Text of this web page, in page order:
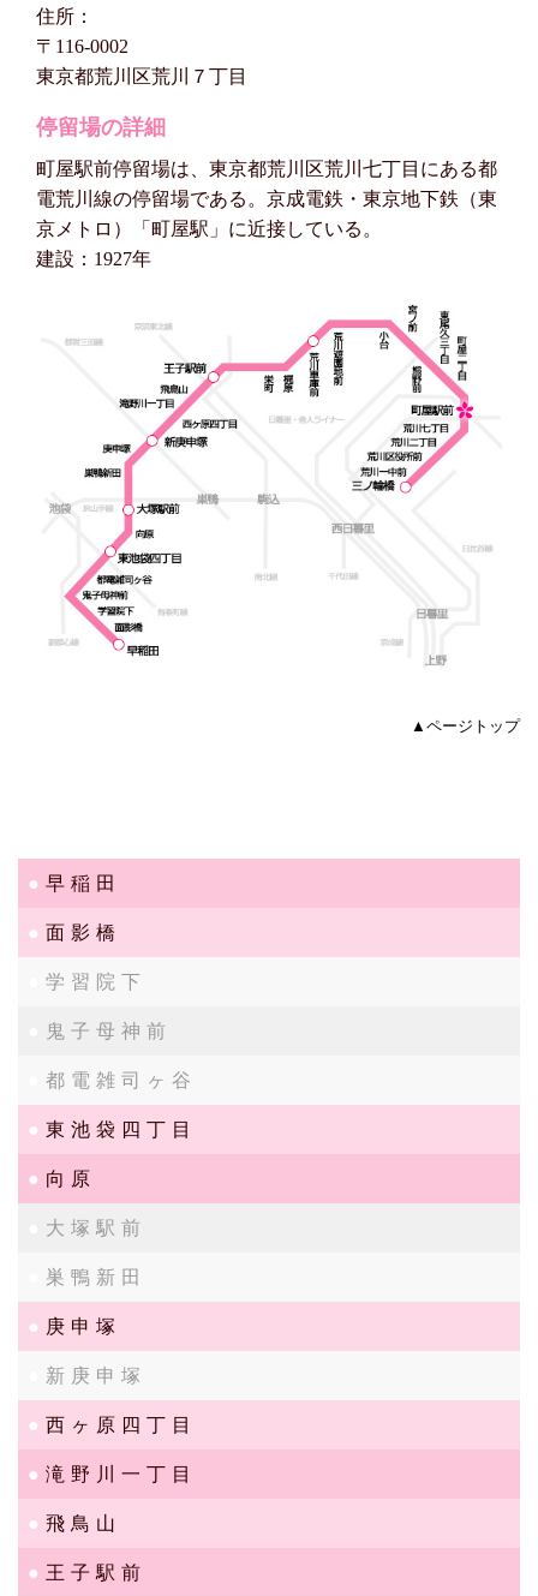
住所：
〒116-0002
東京都荒川区荒川７丁目
停留場の詳細
町屋駅前停留場は、東京都荒川区荒川七丁目にある都
電荒川線の停留場である。京成電鉄・東京地下鉄（東
京メトロ）「町屋駅」に近接している。
建設：1927年
▲ページトップ
早稲田
面影橋
学習院下
鬼子母神前
都電雑司ヶ谷
東池袋四丁目
向原
大塚駅前
巣鴨新田
庚申塚
新庚申塚
西ヶ原四丁目
滝野川一丁目
飛鳥山
王子駅前